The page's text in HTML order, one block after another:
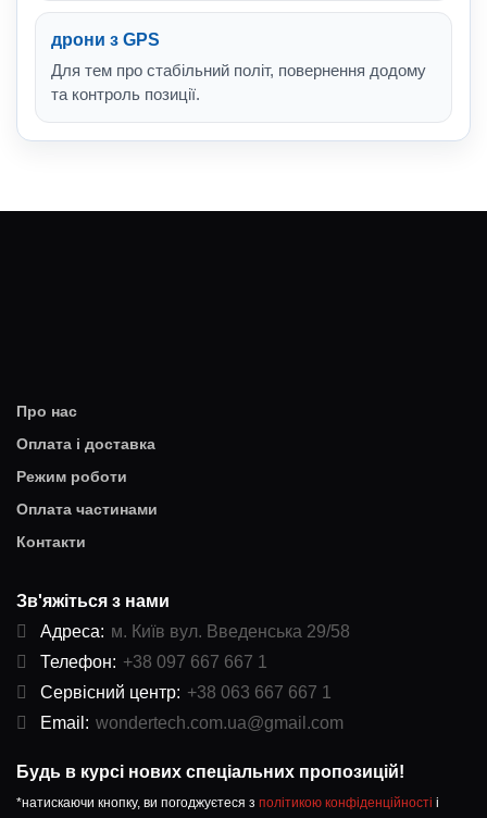
дрони з GPS
Для тем про стабільний політ, повернення додому
та контроль позиції.
Про нас
Оплата і доставка
Режим роботи
Оплата частинами
Контакти
Зв'яжіться з нами
Адреса: м. Київ вул. Введенська 29/58
Телефон: +38 097 667 667 1
Сервісний центр: +38 063 667 667 1
Email: wondertech.com.ua@gmail.com
Будь в курсі нових спеціальних пропозицій!
*натискаючи кнопку, ви погоджуєтеся з політикою конфіденційності і